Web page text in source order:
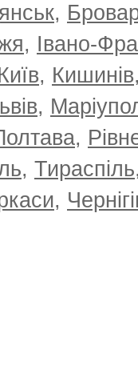
ТОП 100
+4.30
,
, Івано-
, Кишинів
,
,
, Тираспіль
,